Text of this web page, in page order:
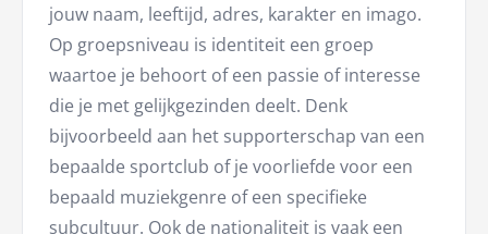
jouw naam, leeftijd, adres, karakter en imago.
Op groepsniveau is identiteit een groep
waartoe je behoort of een passie of interesse
die je met gelijkgezinden deelt. Denk
bijvoorbeeld aan het supporterschap van een
bepaalde sportclub of je voorliefde voor een
bepaald muziekgenre of een specifieke
subcultuur. Ook de nationaliteit is vaak een